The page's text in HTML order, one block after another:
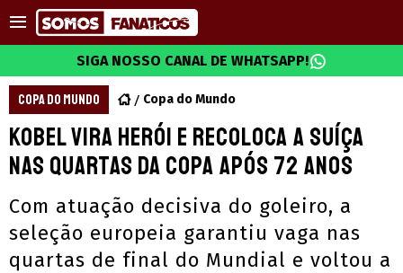
SIGA NOSSO CANAL DE WHATSAPP!
COPA DO MUNDO Copa do Mundo
Kobel vira herói e recoloca a Suíça
nas quartas da Copa após 72 anos
Com atuação decisiva do goleiro, a
seleção europeia garantiu vaga nas
quartas de final do Mundial e voltou a